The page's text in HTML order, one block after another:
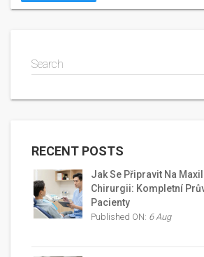
Search
RECENT POSTS
Jak Se Připravit Na
Chirurgii: Kompletní
Pacienty
Published ON: 6 Aug